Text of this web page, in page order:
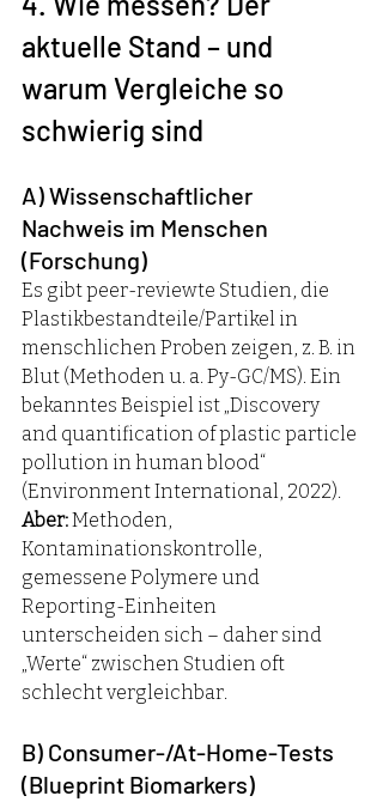
aktuelle Stand – und
warum Vergleiche so
schwierig sind
A) Wissenschaftlicher
Nachweis im Menschen
(Forschung)
Es gibt peer-reviewte Studien, die
Plastikbestandteile/Partikel in
menschlichen Proben zeigen, z. B. in
Blut (Methoden u. a. Py-GC/MS). Ein
bekanntes Beispiel ist „Discovery
and quantification of plastic particle
pollution in human blood“
(Environment International, 2022).
Aber: Methoden,
Kontaminationskontrolle,
gemessene Polymere und
Reporting-Einheiten
unterscheiden sich – daher sind
„Werte“ zwischen Studien oft
schlecht vergleichbar.
B) Consumer-/At-Home-Tests
(Blueprint Biomarkers)